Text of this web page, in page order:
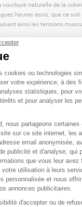
naturelle de la
heures assis, que ce
ainsi les tensions
la mousse à mémoire
pour rester en place,
chaise ergonomique,
Musculaires
réduire les
la pression exercée
les personnes qui passent
posture en maintenant
essentielle pour
bras aide à aligner
de fauteuils massants